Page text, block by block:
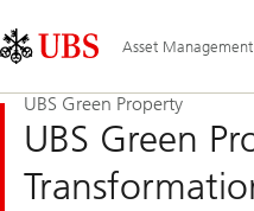
Links
Area
Asset Management
UBS Green Property
UBS Green